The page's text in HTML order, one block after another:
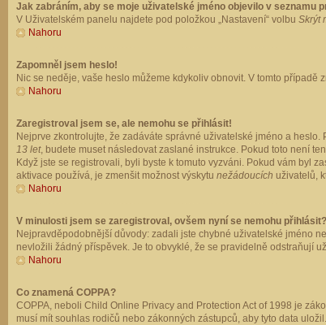
Jak zabráním, aby se moje uživatelské jméno objevilo v seznamu
V Uživatelském panelu najdete pod položkou „Nastavení“ volbu Skrýt
Nahoru
Zapomněl jsem heslo!
Nic se neděje, vaše heslo můžeme kdykoliv obnovit. V tomto případě
Nahoru
Zaregistroval jsem se, ale nemohu se přihlásit!
Nejprve zkontrolujte, že zadáváte správné uživatelské jméno a
13 let, budete muset následovat zaslané instrukce. Pokud toto není
Když jste se registrovali, byli byste k tomuto vyzváni. Pokud vám byl
aktivace používá, je zmenšit možnost výskytu nežádoucích uživatelů,
Nahoru
V minulosti jsem se zaregistroval, ovšem nyní se nemohu
Nejpravděpodobnější důvody: zadali jste chybné uživatelské jméno
nevložili žádný příspěvek. Je to obvyklé, že se pravidelně odstraňují
Nahoru
Co znamená COPPA?
COPPA, neboli Child Online Privacy and Protection Act of 1998 je
musí mít souhlas rodičů nebo zákonných zástupců, aby tyto data